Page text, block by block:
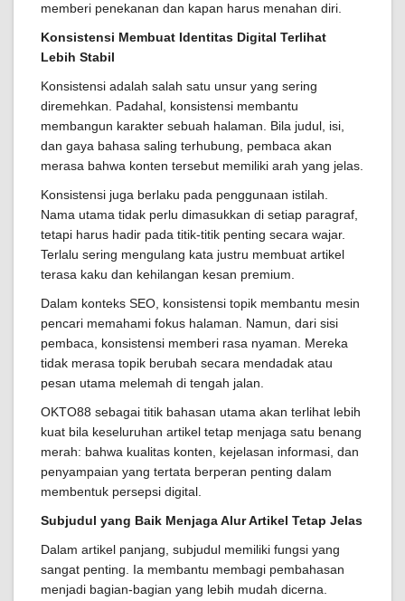
memberi penekanan dan kapan harus menahan diri.
Konsistensi Membuat Identitas Digital Terlihat
Lebih Stabil
Konsistensi adalah salah satu unsur yang sering
diremehkan. Padahal, konsistensi membantu
membangun karakter sebuah halaman. Bila judul, isi,
dan gaya bahasa saling terhubung, pembaca akan
merasa bahwa konten tersebut memiliki arah yang jelas.
Konsistensi juga berlaku pada penggunaan istilah.
Nama utama tidak perlu dimasukkan di setiap paragraf,
tetapi harus hadir pada titik-titik penting secara wajar.
Terlalu sering mengulang kata justru membuat artikel
terasa kaku dan kehilangan kesan premium.
Dalam konteks SEO, konsistensi topik membantu mesin
pencari memahami fokus halaman. Namun, dari sisi
pembaca, konsistensi memberi rasa nyaman. Mereka
tidak merasa topik berubah secara mendadak atau
pesan utama melemah di tengah jalan.
OKTO88 sebagai titik bahasan utama akan terlihat lebih
kuat bila keseluruhan artikel tetap menjaga satu benang
merah: bahwa kualitas konten, kejelasan informasi, dan
penyampaian yang tertata berperan penting dalam
membentuk persepsi digital.
Subjudul yang Baik Menjaga Alur Artikel Tetap Jelas
Dalam artikel panjang, subjudul memiliki fungsi yang
sangat penting. Ia membantu membagi pembahasan
menjadi bagian-bagian yang lebih mudah dicerna.